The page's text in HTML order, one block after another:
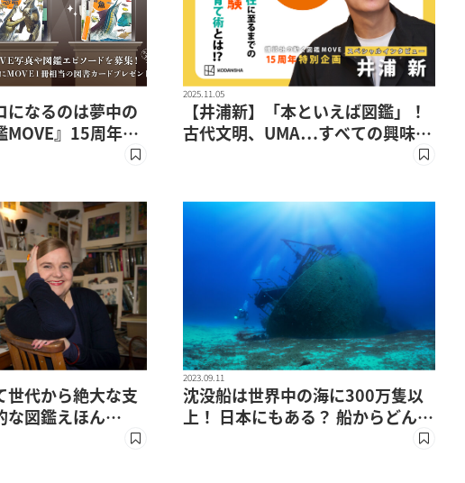
になるのは夢中の
MOVE』15周年読
2025.11.05
【井浦新】「本といえば図鑑」！
古代文明、UMA…すべての興味の
世代から絶大な支
な図鑑えほん
リーズはこう生
2023.09.11
沈没船は世界中の海に300万隻以
上！ 日本にもある？ 船からどんな